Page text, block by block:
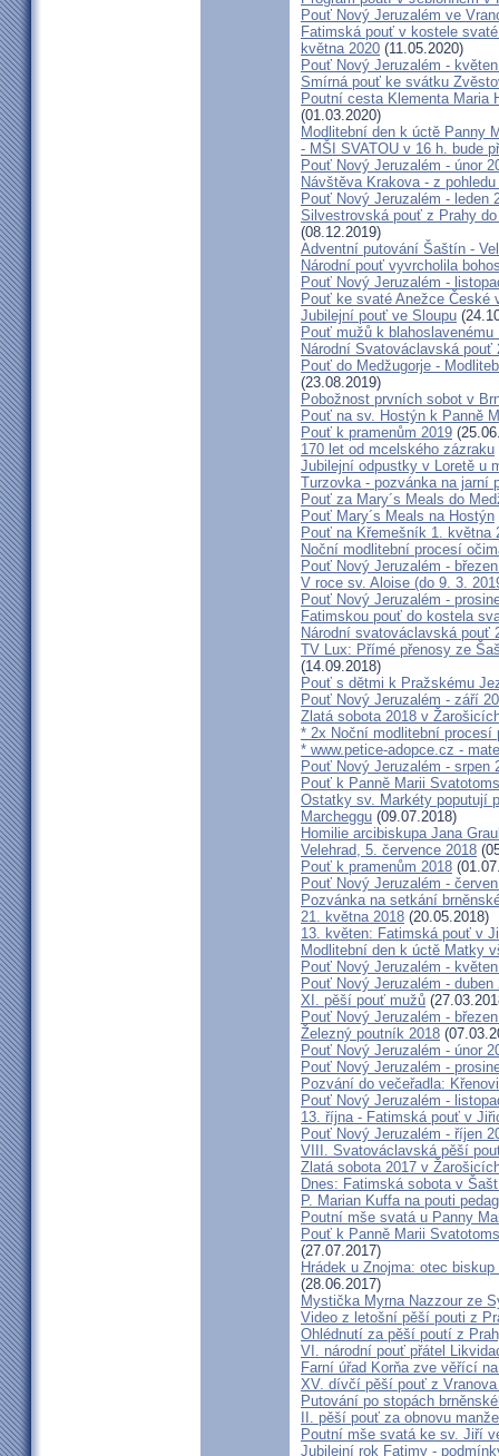
Pouť Nový Jeruzalém ve
Fatimská pouť v kostele
května 2020 (11.05.2020)
Pouť Nový Jeruzalém -
Smírná pouť ke svátku
Poutní cesta Klementa Maria
(01.03.2020)
Modlitební den k úctě Panny
- MŠI SVATOU v 16 h. bude
Pouť Nový Jeruzalém - únor
Návštěva Krakova - z
Pouť Nový Jeruzalém - leden
Silvestrovská pouť z Prahy
(08.12.2019)
Adventní putování Šaštín -
Národní pouť vyvrcholila
Pouť Nový Jeruzalém -
Pouť ke svaté Anežce České
Jubilejní pouť ve Sloupu
Pouť mužů k
Národní Svatováclavská pouť
Pouť do Medžugorje -
(23.08.2019)
Pobožnost prvních sobot v
Pouť na sv. Hostýn k Panně
Pouť k pramenům 2019
170 let od mcelského zázraku
Jubilejní odpustky v Loretě u
Turzovka - pozvánka na jarní
Pouť za Mary´s Meals do
Pouť Mary´s Meals na Hostýn
Pouť na Křemešník 1. května
Noční modlitební procesí
Pouť Nový Jeruzalém -
V roce sv. Aloise (do 9. 3.
Pouť Nový Jeruzalém -
Fatimskou pouť do kostela
Národní svatováclavská pouť
TV Lux: Přímé přenosy ze
(14.09.2018)
Pouť s dětmi k Pražskému
Pouť Nový Jeruzalém - září
Zlatá sobota 2018 v
* 2x Noční modlitební
* www.petice-adopce.cz -
Pouť Nový Jeruzalém - srpen
Pouť k Panně Marii
Ostatky sv. Markéty poputují
Marcheggu (09.07.2018)
Homilie arcibiskupa Jana
Velehrad, 5. července 2018
Pouť k pramenům 2018
Pouť Nový Jeruzalém -
Pozvánka na setkání
21. května 2018 (20.05.2018)
13. květen: Fatimská pouť v
Modlitební den k úctě Matky
Pouť Nový Jeruzalém -
Pouť Nový Jeruzalém - duben
XI. pěší pouť mužů
Pouť Nový Jeruzalém -
Železný poutník 2018
Pouť Nový Jeruzalém - únor
Pouť Nový Jeruzalém -
Pozvání do večeřadla:
Pouť Nový Jeruzalém -
13. října - Fatimská pouť v
Pouť Nový Jeruzalém - říjen
VIII. Svatováclavská pěší
Zlatá sobota 2017 v
Dnes: Fatimská sobota v
P. Marian Kuffa na pouti
Poutní mše svatá u Panny
Pouť k Panně Marii
(27.07.2017)
Hrádek u Znojma: otec
(28.06.2017)
Mystička Myrna Nazzour ze
Video z letošní pěší pouti z
Ohlédnutí za pěší poutí z
VI. národní pouť přátel
Farní úřad Korňa zve věřící
XV. dívčí pěší pouť z
Putování po stopách
II. pěší pouť za obnovu
Poutní mše svatá ke sv. Jiří
Jubilejní rok Fatimy -